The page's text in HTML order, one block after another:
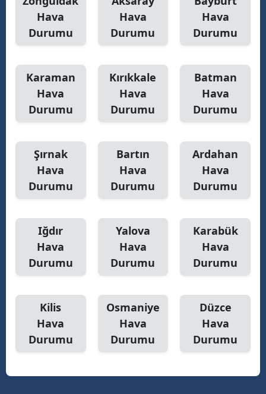
Hava
Durumu
Hava
Durumu
Hava
Durumu
Karaman
Hava
Durumu
Kırıkkale
Hava
Durumu
Batman
Hava
Durumu
Şırnak
Hava
Durumu
Bartın
Hava
Durumu
Ardahan
Hava
Durumu
Iğdır
Hava
Durumu
Yalova
Hava
Durumu
Karabük
Hava
Durumu
Kilis
Hava
Durumu
Osmaniye
Hava
Durumu
Düzce
Hava
Durumu